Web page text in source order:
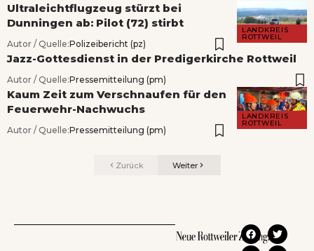
LANDKREIS
ROTTWEIL
Ultraleichtflugzeug stürzt bei
Dunningen ab: Pilot (72) stirbt
Autor / Quelle:Polizeibericht (pz)
Jazz-Gottesdienst in der Predigerkirche Rottweil
Autor / Quelle:Pressemitteilung (pm)
LANDKREIS
ROTTWEIL
Kaum Zeit zum Verschnaufen für den
Feuerwehr-Nachwuchs
Autor / Quelle:Pressemitteilung (pm)
Zurück Weiter